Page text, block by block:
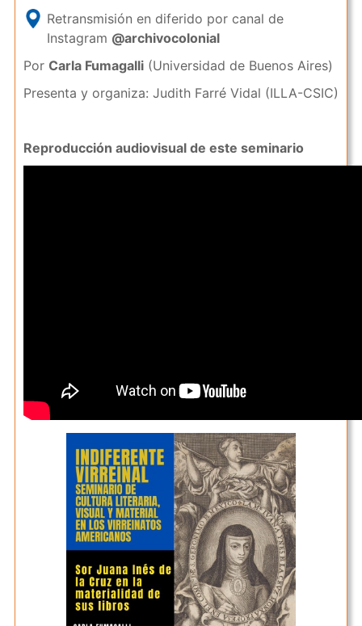
Retransmisión en diferido por canal de
Instagram @archivocolonial
Por Carla Fumagalli(Universidad de Buenos Aires)
Presenta y organiza: Judith Farré Vidal (ILLA-CSIC)
Reproducción audiovisual de este seminario